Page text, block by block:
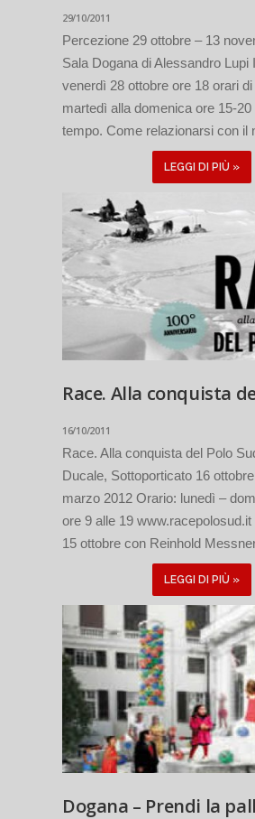
29/10/2011
Percezione 29 ottobre – 13
Sala Dogana di Alessandro Lupi
venerdì 28 ottobre ore 18 orari
martedì alla domenica ore 15-
tempo. Come relazionarsi con il
LEGGI DI PIÙ »
Race. Alla conquista
16/10/2011
Race. Alla conquista del Polo
Ducale, Sottoporticato 16
marzo 2012 Orario: lunedì –
ore 9 alle 19
15 ottobre con Reinhold
LEGGI DI PIÙ »
Dogana – Prendi la